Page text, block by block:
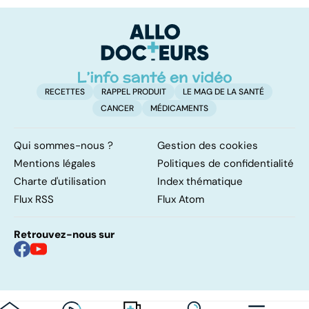
grain de sel
RECETTES RAPPEL PRODUIT
LE MAG DE LA SANTÉ
CANCER
MÉDICAMENTS
Qui sommes-nous ?
Gestion des cookies
Mentions légales
Politiques de confidentialité
Charte d'utilisation
Index thématique
Flux RSS
Flux Atom
Retrouvez-nous sur